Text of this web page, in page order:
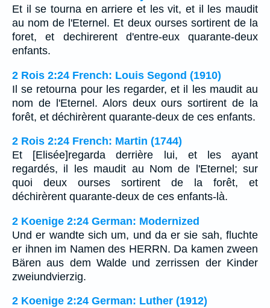
Et il se tourna en arriere et les vit, et il les maudit
au nom de l'Eternel. Et deux ourses sortirent de la
foret, et dechirerent d'entre-eux quarante-deux
enfants.
2 Rois 2:24 French: Louis Segond (1910)
Il se retourna pour les regarder, et il les maudit au
nom de l'Eternel. Alors deux ours sortirent de la
forêt, et déchirèrent quarante-deux de ces enfants.
2 Rois 2:24 French: Martin (1744)
Et [Elisée]regarda derrière lui, et les ayant
regardés, il les maudit au Nom de l'Eternel; sur
quoi deux ourses sortirent de la forêt, et
déchirèrent quarante-deux de ces enfants-là.
2 Koenige 2:24 German: Modernized
Und er wandte sich um, und da er sie sah, fluchte
er ihnen im Namen des HERRN. Da kamen zween
Bären aus dem Walde und zerrissen der Kinder
zweiundvierzig.
2 Koenige 2:24 German: Luther (1912)